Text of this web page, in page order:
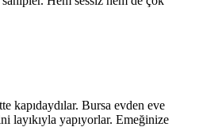
kapıdaydılar. Bursa evden eve
layıkıyla yapıyorlar. Emeğinize